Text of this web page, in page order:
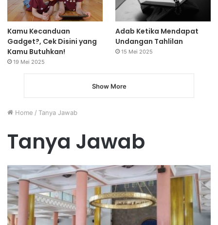
Home / Tanya Jawab
Tanya Jawab
Kamu Kecanduan
Gadget?, Cek Disini yang
Kamu Butuhkan!
19 Mei 2025
Adab Ketika Mendapat
Undangan Tahlilan
15 Mei 2025
Show More